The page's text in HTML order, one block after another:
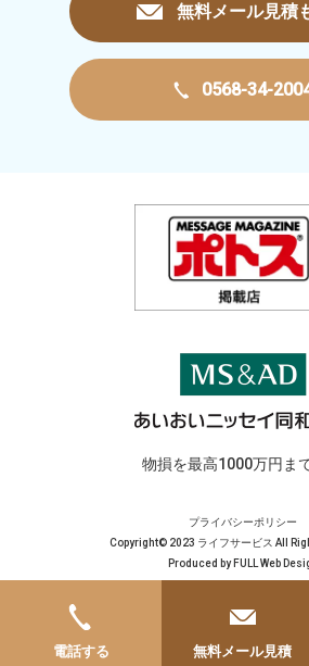
無料メール見積
0568-34-
物損を最高1000万円ま
プライバシーポリシー
Copyright© 2023 ライフサービス All
Produced by FULL Web
電話する 無料メール見積